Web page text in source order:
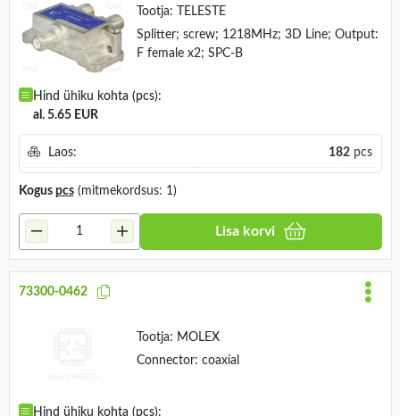
Tootja:
TELESTE
Splitter; screw; 1218MHz; 3D Line; Output:
F female x2; SPC-B
Hind ühiku kohta (pcs):
al. 5.65 EUR
Laos: 182pcs
Kogus pcs(mitmekordsus: 1)
Lisa korvi
73300-0462
Tootja: MOLEX
Connector: coaxial
Hind ühiku kohta (pcs):